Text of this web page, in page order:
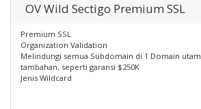
OV Wild Sectigo Premium SSL
Premium SSL
Organization Validation
Melindungi semua Subdomain di 1 Domain
tambahan, seperti garansi $250K
Jenis Wildcard